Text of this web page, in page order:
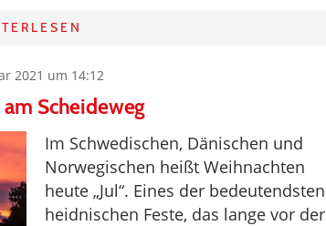
2021 um 14:12
Scheideweg
Im Schwedischen, Dänischen und
Norwegischen heißt Weihnachten
heute „Jul“. Eines der bedeutendsten
heidnischen Feste, das lange vor der